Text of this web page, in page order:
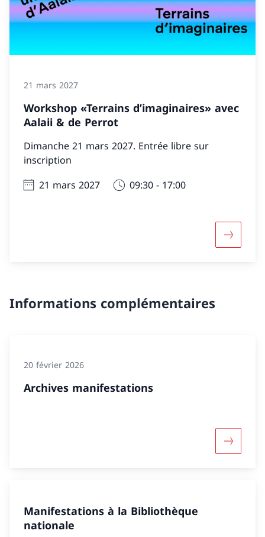
21 mars 2027
Workshop «Terrains d’imaginaires» avec
Aalaii & de Perrot
Dimanche 21 mars 2027. Entrée libre sur
inscription
21 mars 2027
09:30 - 17:00
Informations complémentaires
20 février 2026
Archives manifestations
Manifestations à la Bibliothèque
nationale